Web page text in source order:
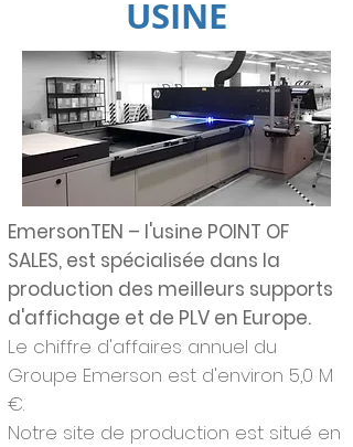
USINE
EmersonTEN – l'usine POINT OF
SALES, est spécialisée dans la
production des meilleurs supports
d'affichage et de PLV en Europe.
Le chiffre d'affaires annuel du
Groupe Emerson est d'environ 5,0 M
€.
Notre site de production est situé en